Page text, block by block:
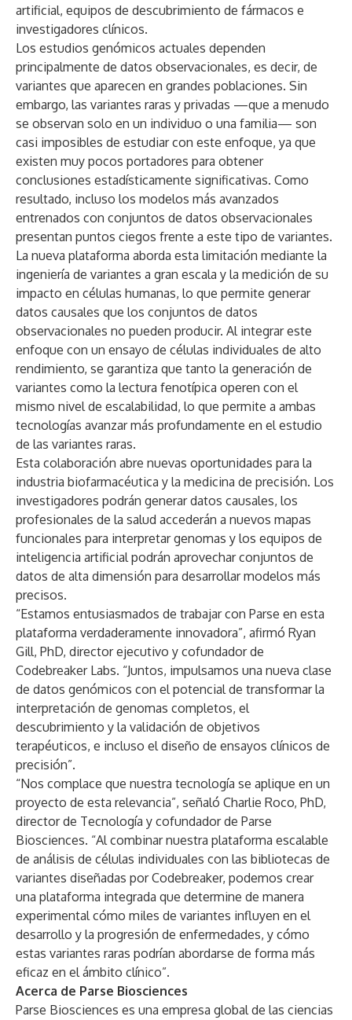
artificial, equipos de descubrimiento de fármacos e
investigadores clínicos.
Los estudios genómicos actuales dependen
principalmente de datos observacionales, es decir, de
variantes que aparecen en grandes poblaciones. Sin
embargo, las variantes raras y privadas —que a menudo
se observan solo en un individuo o una familia— son
casi imposibles de estudiar con este enfoque, ya que
existen muy pocos portadores para obtener
conclusiones estadísticamente significativas. Como
resultado, incluso los modelos más avanzados
entrenados con conjuntos de datos observacionales
presentan puntos ciegos frente a este tipo de variantes.
La nueva plataforma aborda esta limitación mediante la
ingeniería de variantes a gran escala y la medición de su
impacto en células humanas, lo que permite generar
datos causales que los conjuntos de datos
observacionales no pueden producir. Al integrar este
enfoque con un ensayo de células individuales de alto
rendimiento, se garantiza que tanto la generación de
variantes como la lectura fenotípica operen con el
mismo nivel de escalabilidad, lo que permite a ambas
tecnologías avanzar más profundamente en el estudio
de las variantes raras.
Esta colaboración abre nuevas oportunidades para la
industria biofarmacéutica y la medicina de precisión. Los
investigadores podrán generar datos causales, los
profesionales de la salud accederán a nuevos mapas
funcionales para interpretar genomas y los equipos de
inteligencia artificial podrán aprovechar conjuntos de
datos de alta dimensión para desarrollar modelos más
precisos.
“Estamos entusiasmados de trabajar con Parse en esta
plataforma verdaderamente innovadora”, afirmó Ryan
Gill, PhD, director ejecutivo y cofundador de
Codebreaker Labs. “Juntos, impulsamos una nueva clase
de datos genómicos con el potencial de transformar la
interpretación de genomas completos, el
descubrimiento y la validación de objetivos
terapéuticos, e incluso el diseño de ensayos clínicos de
precisión”.
“Nos complace que nuestra tecnología se aplique en un
proyecto de esta relevancia”, señaló Charlie Roco, PhD,
director de Tecnología y cofundador de Parse
Biosciences. “Al combinar nuestra plataforma escalable
de análisis de células individuales con las bibliotecas de
variantes diseñadas por Codebreaker, podemos crear
una plataforma integrada que determine de manera
experimental cómo miles de variantes influyen en el
desarrollo y la progresión de enfermedades, y cómo
estas variantes raras podrían abordarse de forma más
eficaz en el ámbito clínico”.
Acerca de Parse Biosciences
Parse Biosciences es una empresa global de las ciencias